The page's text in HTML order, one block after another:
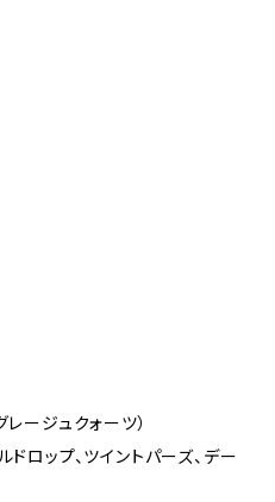
ージュクォーツ）
ロップ、ツイントパーズ、デー